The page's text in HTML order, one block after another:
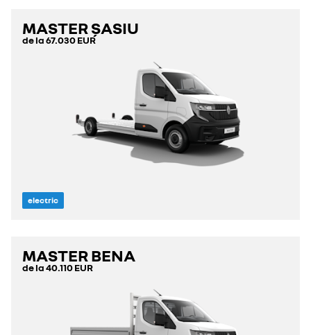
MASTER ȘASIU
de la67.030 EUR
electric
MASTER BENA
de la40.110 EUR